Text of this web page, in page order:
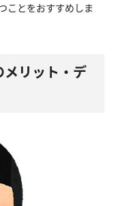
ことをおすすめしま
リット・デ